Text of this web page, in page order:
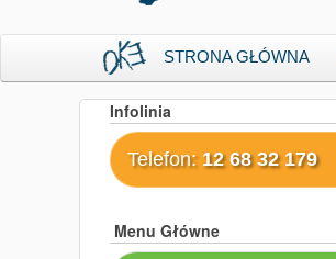
STRONA GŁÓWNA
Infolinia
Telefon: 12 68 32 179
Menu Główne